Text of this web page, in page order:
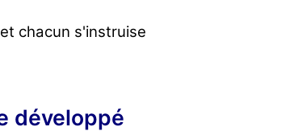
chacun s'instruise
développé